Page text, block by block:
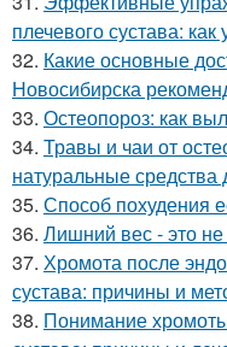
плечевого сустава:
32. Какие основные
Новосибирска
33. Остеопороз: как
34. Травы и чаи от
натуральные средства
35. Способ похудения
36. Лишний вес - это не
37. Хромота после
сустава: причины и
38. Понимание